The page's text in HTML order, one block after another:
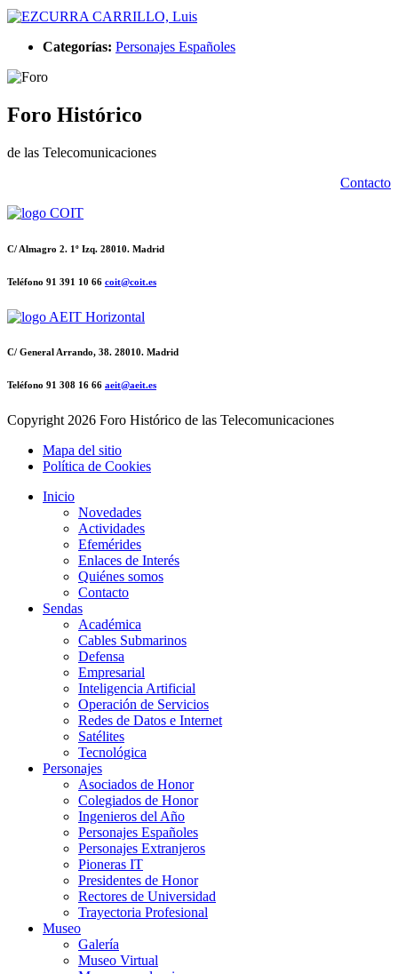
Categorías: Personajes Españoles
Foro Histórico
de las Telecomunicaciones
Contacto
C/ Almagro 2. 1º Izq. 28010. Madrid
Teléfono 91 391 10 66 coit@coit.es
C/ General Arrando, 38. 28010. Madrid
Teléfono 91 308 16 66 aeit@aeit.es
Copyright2026 Foro Histórico de las Telecomunicaciones
Mapa del sitio
Política de Cookies
Inicio
Novedades
Actividades
Efemérides
Enlaces de Interés
Quiénes somos
Contacto
Sendas
Académica
Cables Submarinos
Defensa
Empresarial
Inteligencia Artificial
Operación de Servicios
Redes de Datos e Internet
Satélites
Tecnológica
Personajes
Asociados de Honor
Colegiados de Honor
Ingenieros del Año
Personajes Españoles
Personajes Extranjeros
Pioneras IT
Presidentes de Honor
Rectores de Universidad
Trayectoria Profesional
Museo
Galería
Museo Virtual